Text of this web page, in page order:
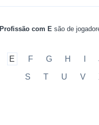
Profissão com Esão de
E F G H
S T U V